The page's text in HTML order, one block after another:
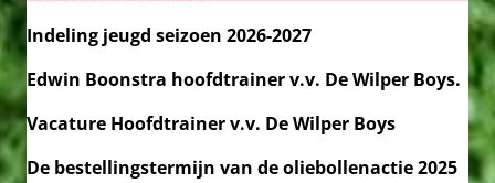
Indeling jeugd seizoen 2026-2027
Edwin Boonstra hoofdtrainer v.v. De Wilper Boys.
Vacature Hoofdtrainer v.v. De Wilper Boys
De bestellingstermijn van de oliebollenactie 2025